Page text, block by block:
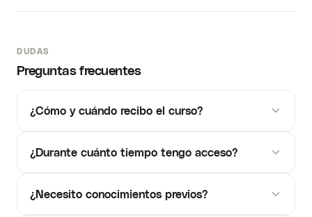
DUDAS
Preguntas frecuentes
¿Cómo y cuándo recibo el curso?
¿Durante cuánto tiempo tengo acceso?
¿Necesito conocimientos previos?